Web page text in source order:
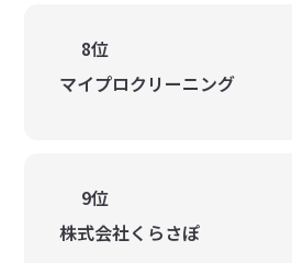
8位
マイプロクリーニング
9位
株式会社くらさぽ